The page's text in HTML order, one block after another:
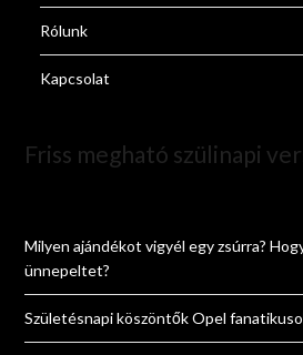
Rólunk
Kapcsolat
Friss megható szülinapi
Milyen ajándékot vigyél egy zsúrra?
ünnepeltet?
Születésnapi köszöntők Opel